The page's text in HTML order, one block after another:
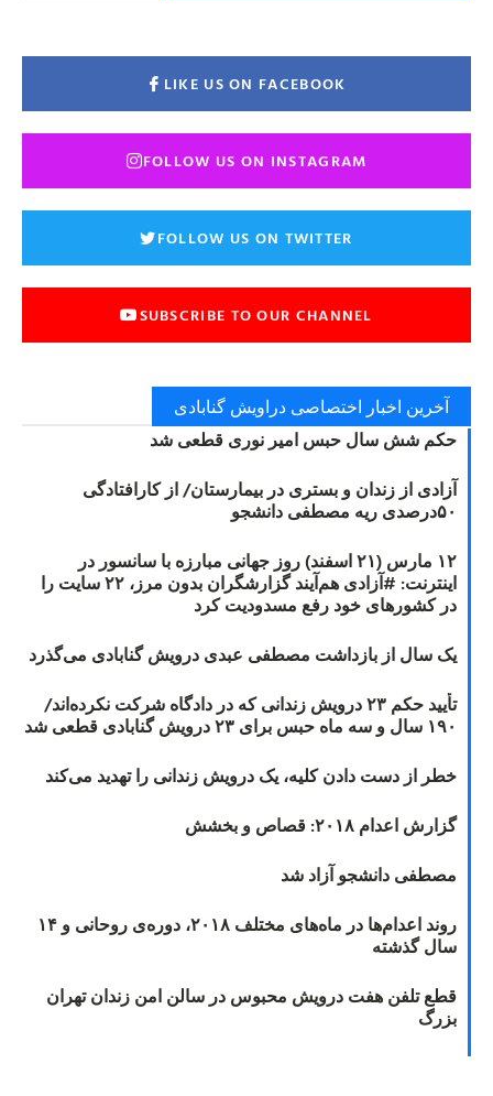
LIKE US ON FACEBOOK
FOLLOW US ON INSTAGRAM
FOLLOW US ON TWITTER
SUBSCRIBE TO OUR CHANNEL
آخرین اخبار اختصاصی دراویش گنابادی
حکم شش سال حبس امیر نوری قطعی شد
آزادی از زندان و بستری در بیمارستان/ از کارافتادگی
۵۰درصدی ریه مصطفی دانشجو
۱۲ مارس (۲۱ اسفند) روز جهانی مبارزه با سانسور در
اینترنت: #آزادی هم‌آیند گزارشگران‌ بدون مرز، ۲۲ سایت را
در کشورهای خود رفع مسدودیت کرد
یک سال از بازداشت مصطفی عبدی درویش گنابادی می‌گذرد
تأیید حکم ۲۳ درویش زندانی که در دادگاه شرکت نکرده‌اند/
۱۹۰ سال و سه ماه حبس برای ۲۳ درویش گنابادی قطعی شد
خطر از دست دادن کلیه، یک درویش زندانی را تهدید می‌کند
گزارش اعدام ۲۰۱۸: قصاص و بخشش
مصطفی دانشجو آزاد شد
روند اعدام‌ها در ماه‌های مختلف ۲۰۱۸، دوره‌ی روحانی و ۱۴
سال گذشته
قطع تلفن هفت درویش محبوس در سالن امن زندان تهران
بزرگ